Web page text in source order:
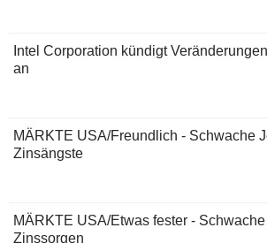
Intel Corporation kündigt
an
MÄRKTE USA/Freundlich - Schwache
Zinsängste
MÄRKTE USA/Etwas fester -
Zinssorgen